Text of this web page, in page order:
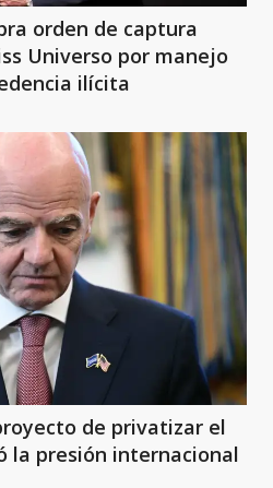
orden de captura
Universo por manejo
ilícita
de privatizar el
la presión internacional